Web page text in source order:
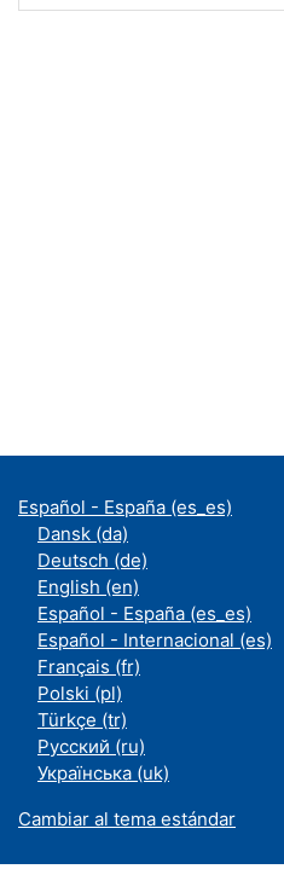
Español - España ‎(es_es)‎
Dansk ‎(da)‎
Deutsch ‎(de)‎
English ‎(en)‎
Español - España ‎(es_es)‎
Español - Internacional ‎(es)‎
Français ‎(fr)‎
Polski ‎(pl)‎
Türkçe ‎(tr)‎
Русский ‎(ru)‎
Українська ‎(uk)‎
Cambiar al tema estándar